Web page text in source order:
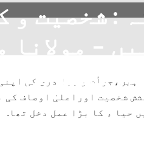
: شخصیت و
– مولانا
عثمانی
مولانا قاری محمد سلمان
ہیں،جرأت و بہا دری کی
شخصیت اوراعلیٰ اوصاف کی
حیا ء کا بڑا عمل دخل تھا.